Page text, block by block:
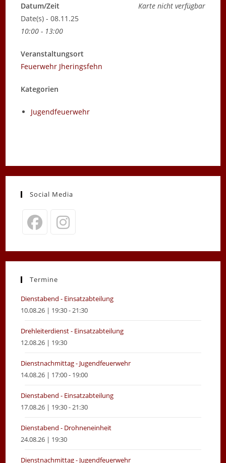
Karte nicht verfügbar
Datum/Zeit
Date(s) - 08.11.25
10:00 - 13:00
Veranstaltungsort
Feuerwehr Jheringsfehn
Kategorien
Jugendfeuerwehr
Social Media
in
new
in
new
Termine
Dienstabend - Einsatzabteilung
10.08.26 | 19:30 - 21:30
Drehleiterdienst - Einsatzabteilung
12.08.26 | 19:30
Dienstnachmittag - Jugendfeuerwehr
14.08.26 | 17:00 - 19:00
Dienstabend - Einsatzabteilung
17.08.26 | 19:30 - 21:30
Dienstabend - Drohneneinheit
24.08.26 | 19:30
Dienstnachmittag - Jugendfeuerwehr